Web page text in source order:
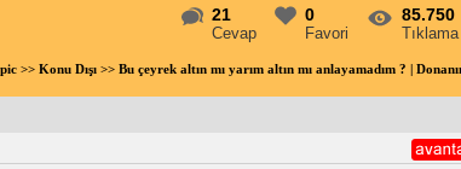
21
Cevap
0
Favori
85.750
Tıklama
>> Konu Dışı>> Bu çeyrek altın mı yarım altın mı anlayamadım ? |